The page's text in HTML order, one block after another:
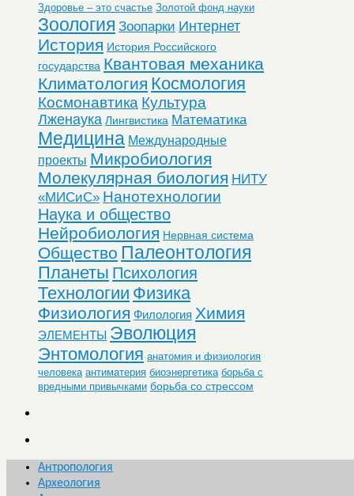
Здоровье – это счастье Золотой фонд науки
Зоология Зоопарки Интернет
История История Российского
государства Квантовая механика
Климатология Космология
Космонавтика Культура
Лженаука Лингвистика Математика
Медицина Международные
проекты Микробиология
Молекулярная биология НИТУ
«МИСиС» Нанотехнологии
Наука и общество
Нейробиология Нервная система
Общество Палеонтология
Планеты Психология
Технологии Физика
Физиология Филология Химия
ЭЛЕМЕНТЫ Эволюция
Энтомология анатомия и физиология
человека антиматерия биоэнергетика борьба с
вредными привычками борьба со стрессом
Антропология
Археология